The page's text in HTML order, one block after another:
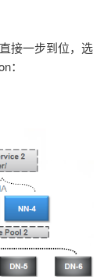
接一步到位，选
：